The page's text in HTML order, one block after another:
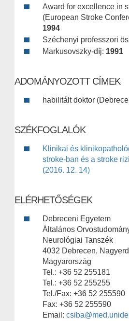
Award for excellence in
(European Stroke
1994
Széchenyi professzori
Markusovszky-díj: 1991
ADOMÁNYOZOTT CÍMEK
habilitált doktor
SZÉKFOGLALÓK
Klinikai és
stroke-ban és a stroke
(2016. 12. 14)
ELÉRHETŐSÉGEK
Debreceni Egyetem
Általános
Neurológiai Tanszék
4032 Debrecen,
Magyarország
Tel.: +36 52 255181
Tel.: +36 52 255255
Tel./Fax: +36 52 255590
Fax: +36 52 255590
Email: